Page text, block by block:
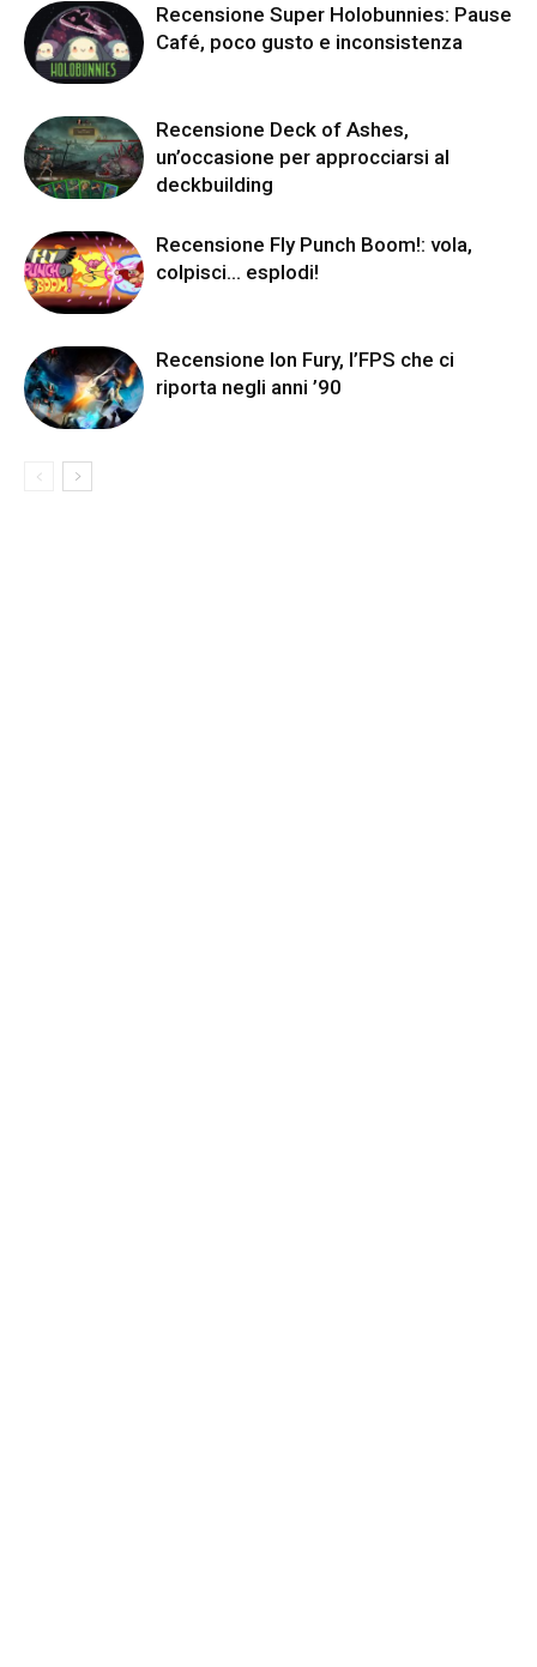
Recensione Super Holobunnies: Pause
Café, poco gusto e inconsistenza
Recensione Deck of Ashes,
un’occasione per approcciarsi al
deckbuilding
Recensione Fly Punch Boom!: vola,
colpisci… esplodi!
Recensione Ion Fury, l’FPS che ci
riporta negli anni ’90